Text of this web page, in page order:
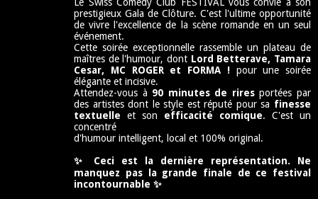
prestigieux Gala de Clôture. C'est l'ultime opportunité
de vivre l'excellence de la scène romande en un seul
événement.
Cette soirée exceptionnelle rassemble un plateau de
maîtres de l'humour, dont Lord Betterave, Tamara
Cesar, MC ROGER et FORMA !pour une soirée
élégante et incisive.
Attendez-vous à 90 minutes de riresportées par
des artistes dont le style est réputé pour sa finesse
textuelle et son efficacité comique. C'est un
concentré
d'humour intelligent, local et 100% original.
✨ Ceci est la dernière représentation. Ne
manquez pas la grande finale de ce festival
incontournable✨